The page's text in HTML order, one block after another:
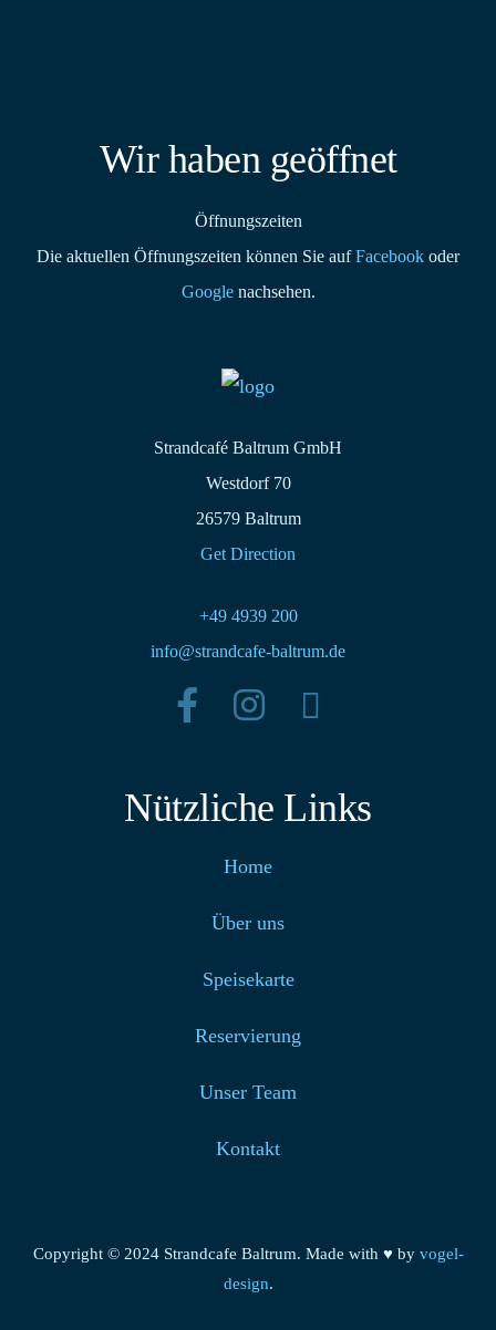
Wir haben geöffnet
Öffnungszeiten
Die aktuellen Öffnungszeiten können Sie aufFacebook oder
Googlenachsehen.
Strandcafé Baltrum GmbH
Westdorf 70
26579 Baltrum
Get Direction
+49 4939 200
info@strandcafe-baltrum.de
Nützliche Links
Home
Über uns
Speisekarte
Reservierung
Unser Team
Kontakt
Copyright © 2024 Strandcafe Baltrum. Made with ♥ by vogel-
design.